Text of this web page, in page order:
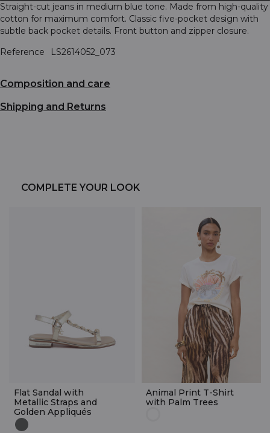
Straight-cut jeans in medium blue tone. Made from high-quality
cotton for maximum comfort. Classic five-pocket design with
subtle back pocket details. Front button and zipper closure.
Reference
LS2614052_073
Composition and care
Shipping and Returns
COMPLETE YOUR LOOK
Flat Sandal with
Metallic Straps and
Golden Appliqués
Animal Print T-Shirt
with Palm Trees